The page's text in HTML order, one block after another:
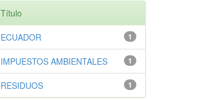
Título
1
ECUADOR
1
IMPUESTOS AMBIENTALES
1
RESIDUOS